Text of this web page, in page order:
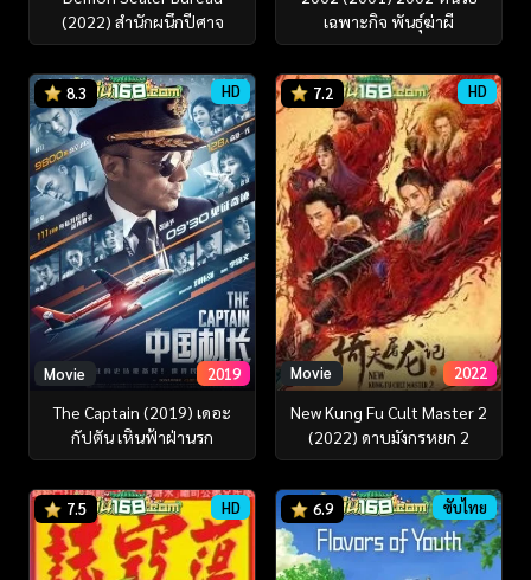
(2022) สำนักผนึกปีศาจ
เฉพาะกิจ พันธุ์ฆ่าผี
8.3 HD
Movie 2019
The Captain (2019) เดอะ
กัปตัน เหินฟ้าฝ่านรก
7.2 HD
Movie 2022
New Kung Fu Cult Master 2
(2022) ดาบมังกรหยก 2
7.5 HD 6.9 ซับไทย